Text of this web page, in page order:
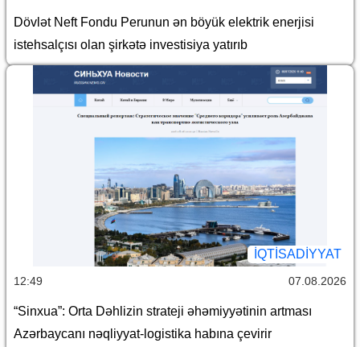
Dövlət Neft Fondu Perunun ən böyük elektrik enerjisi
istehsalçısı olan şirkətə investisiya yatırıb
İQTİSADİYYAT
12:49 07.08.2026
“Sinxua”: Orta Dəhlizin strateji əhəmiyyətinin artması
Azərbaycanı nəqliyyat-logistika habına çevirir